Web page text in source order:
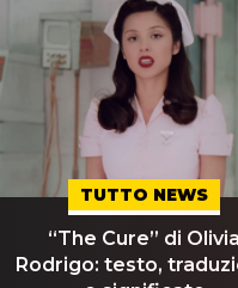
TUTTO NEWS
“The Cure” di Olivia
Rodrigo: testo,